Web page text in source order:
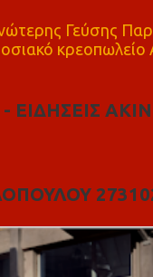
Γεύσης
- ΕΙΔΗΣΕΙΣ